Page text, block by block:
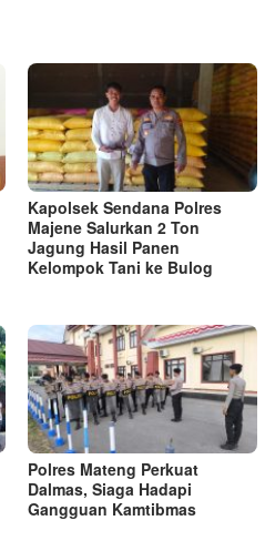
Kapolsek Sendana Polres
Majene Salurkan 2 Ton
Jagung Hasil Panen
Kelompok Tani ke Bulog
Polres Mateng Perkuat
Dalmas, Siaga Hadapi
Gangguan Kamtibmas